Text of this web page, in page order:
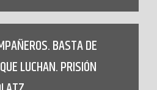
BASTA DE
LUCHAN. PRISIÓN